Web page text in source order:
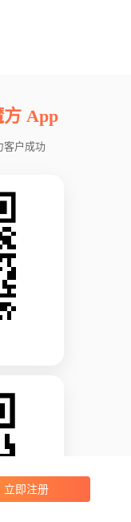
方 App
客户成功
立即注册